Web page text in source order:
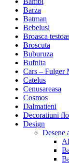
Barza
Batman
Bebelusi
Broasca
Broscuta
Buburuza
Bufnita
Cars – Fulger
Catelus
Cenusareasa
Cosmos
Dalmatieni
Decoratiuni
Design
Desene